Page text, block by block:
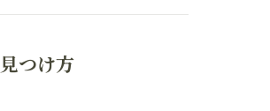
つけ方